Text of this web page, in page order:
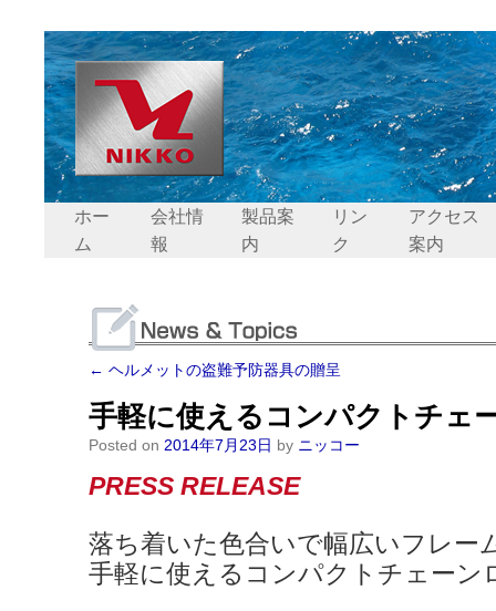
ホー
ム
会社情
報
製品案
内
リン
ク
アクセス
案内
← ヘルメットの盗難予防器具の贈呈
手軽に使えるコンパクトチェ
Posted on 2014年7月23日 by ニッコー
PRESS RELEASE
落ち着いた色合いで幅広いフレー
手軽に使えるコンパクトチェーン